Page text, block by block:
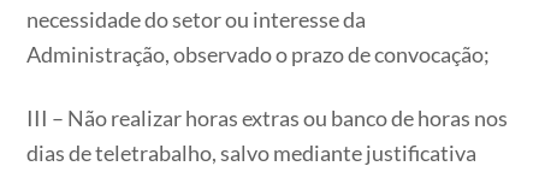
necessidade do setor ou interesse da
Administração, observado o prazo de convocação;
III – Não realizar horas extras ou banco de horas nos
dias de teletrabalho, salvo mediante justificativa